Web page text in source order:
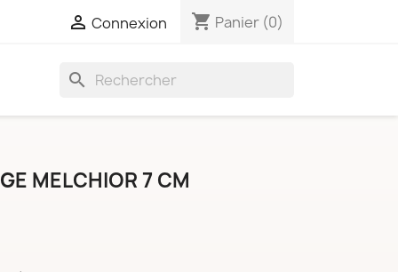
 Connexion shopping_cart Panier (0)
search
MELCHIOR 7 CM